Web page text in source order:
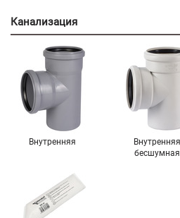
Канализация
Внутренняя
Внутренняя
бесшумная